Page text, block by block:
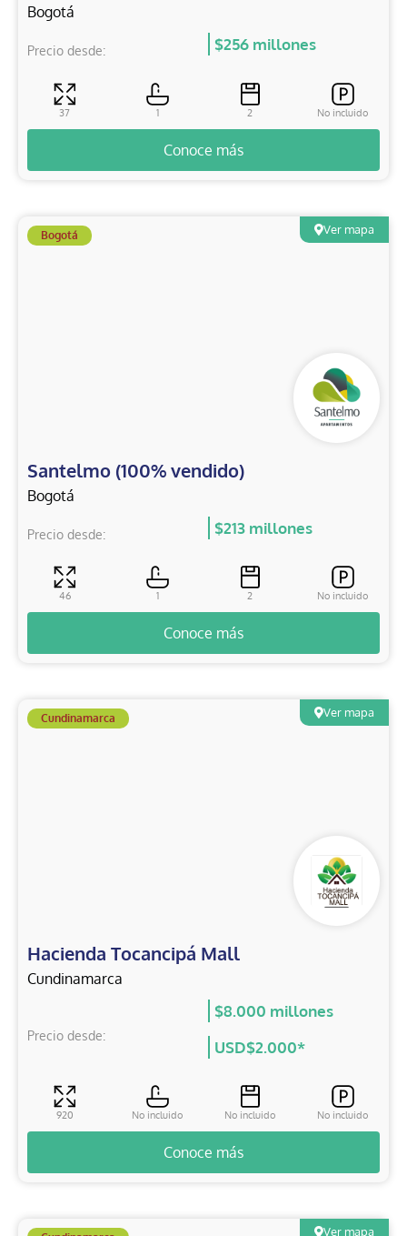
Bogotá
Precio desde: $256 millones
37 1 2 No incluido
Conoce más
Ver mapa
Bogotá
Santelmo (100% vendido)
Bogotá
Precio desde: $213 millones
46 1 2 No incluido
Conoce más
Ver mapa
Cundinamarca
Hacienda Tocancipá Mall
Cundinamarca
Precio desde:
$8.000 millones
USD$2.000*
920 No incluido No incluido No incluido
Conoce más
Ver mapa